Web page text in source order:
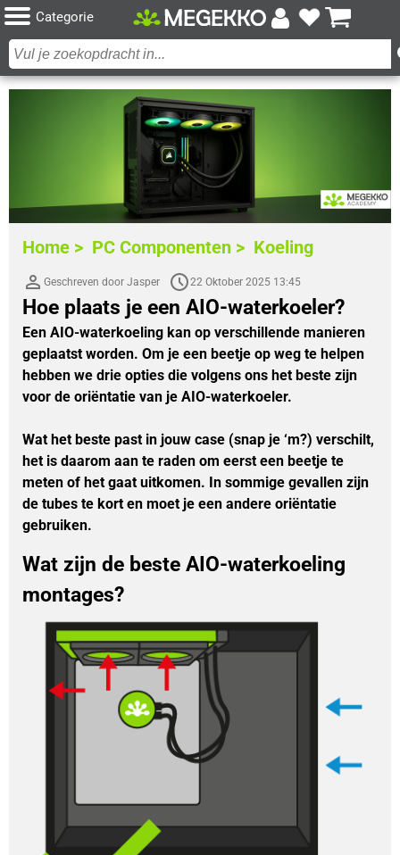
Categorie
Home > PC Componenten > Koeling
Geschreven door Jasper 22 Oktober 2025 13:45
Hoe plaats je een AIO-waterkoeler?
Een AIO-waterkoeling kan op verschillende manieren
geplaatst worden. Om je een beetje op weg te helpen
hebben we drie opties die volgens ons het beste zijn
voor de oriëntatie van je AIO-waterkoeler.
Wat het beste past in jouw case (snap je ‘m?) verschilt,
het is daarom aan te raden om eerst een beetje te
meten of het gaat uitkomen. In sommige gevallen zijn
de tubes te kort en moet je een andere oriëntatie
gebruiken.
Wat zijn de beste AIO-waterkoeling
montages?